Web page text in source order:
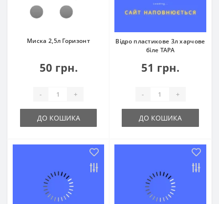
Миска 2,5л Горизонт
50 грн.
- +
ДО КОШИКА
Відро пластикове 3л харчове
біле ТАРА
51 грн.
- +
ДО КОШИКА